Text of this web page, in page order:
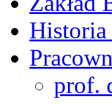
Historia
prof.